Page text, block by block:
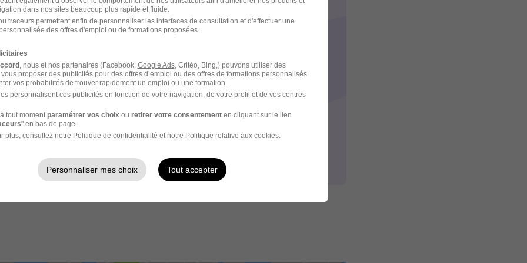
peuvent varier selon l'offre à laquelle vous postulez.
profil et 1er contact éventuel pour un échange téléphonique.
un recruteur: échange sur votre parcours et l’entreprise.
dans nos sites beaucoup plus rapide et fluide.
traceurs permettent enfin de personnaliser les interfaces de consultation et d'effectuer une
des offres d'emploi ou de formations proposées.
, nous et nos partenaires (Facebook, Google Ads, Critéo, Bing,) pouvons utiliser des
proposer des publicités pour des offres d’emploi ou des offres de formations personnalisés
vos probabilités de trouver rapidement un emploi ou une formation.
personnalisent ces publicités en fonction de votre navigation, de votre profil et de vos centres
tout moment paramétrer vos choix ou retirer votre consentementen cliquant sur le lien
" en bas de page.
plus, consultez notre Politique de confidentialité et notre Politique relative aux cookies.
Personnaliser mes choix Tout accepter